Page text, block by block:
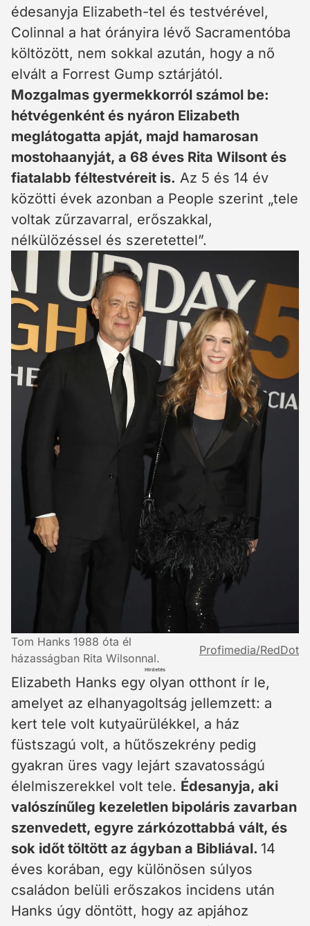
édesanyja Elizabeth-tel és testvérével,
Colinnal a hat órányira lévő Sacramentóba
költözött, nem sokkal azután, hogy a nő
elvált a Forrest Gump sztárjától.
Mozgalmas gyermekkorról számol be:
hétvégenként és nyáron Elizabeth
meglátogatta apját, majd hamarosan
mostohaanyját, a 68 éves Rita Wilsont és
fiatalabb féltestvéreit is. Az 5 és 14 év
közötti évek azonban a People szerint „tele
voltak zűrzavarral, erőszakkal,
nélkülözéssel és szeretettel”.
Tom Hanks 1988 óta él
házasságban Rita Wilsonnal.
Profimedia/RedDot
Hirdetés
Elizabeth Hanks egy olyan otthont ír le,
amelyet az elhanyagoltság jellemzett: a
kert tele volt kutyaürülékkel, a ház
füstszagú volt, a hűtőszekrény pedig
gyakran üres vagy lejárt szavatosságú
élelmiszerekkel volt tele. Édesanyja, aki
valószínűleg kezeletlen bipoláris zavarban
szenvedett, egyre zárkózottabbá vált, és
sok időt töltött az ágyban a Bibliával. 14
éves korában, egy különösen súlyos
családon belüli erőszakos incidens után
Hanks úgy döntött, hogy az apjához